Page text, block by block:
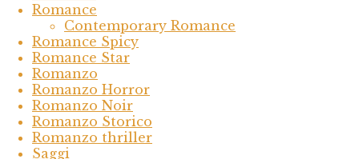
Romance
Contemporary Romance
Romance Spicy
Romance Star
Romanzo
Romanzo Horror
Romanzo Noir
Romanzo Storico
Romanzo thriller
Saggi